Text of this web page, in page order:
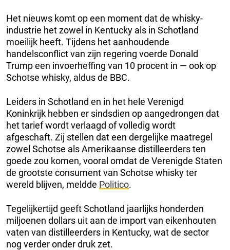
Het nieuws komt op een moment dat de whisky-
industrie het zowel in Kentucky als in Schotland
moeilijk heeft. Tijdens het aanhoudende
handelsconflict van zijn regering voerde Donald
Trump een invoerheffing van 10 procent in — ook op
Schotse whisky, aldus de BBC.
Leiders in Schotland en in het hele Verenigd
Koninkrijk hebben er sindsdien op aangedrongen dat
het tarief wordt verlaagd of volledig wordt
afgeschaft. Zij stellen dat een dergelijke maatregel
zowel Schotse als Amerikaanse distilleerders ten
goede zou komen, vooral omdat de Verenigde Staten
de grootste consument van Schotse whisky ter
wereld blijven, meldde Politico.
Tegelijkertijd geeft Schotland jaarlijks honderden
miljoenen dollars uit aan de import van eikenhouten
vaten van distilleerders in Kentucky, wat de sector
nog verder onder druk zet.